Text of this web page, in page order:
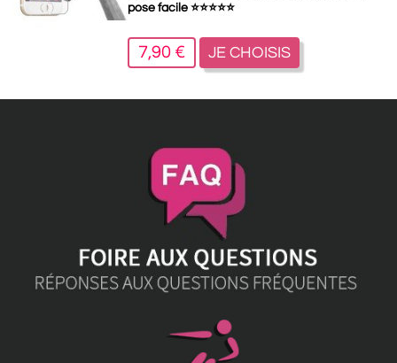
pose facile ⭐⭐⭐⭐⭐
7,90 € JE CHOISIS